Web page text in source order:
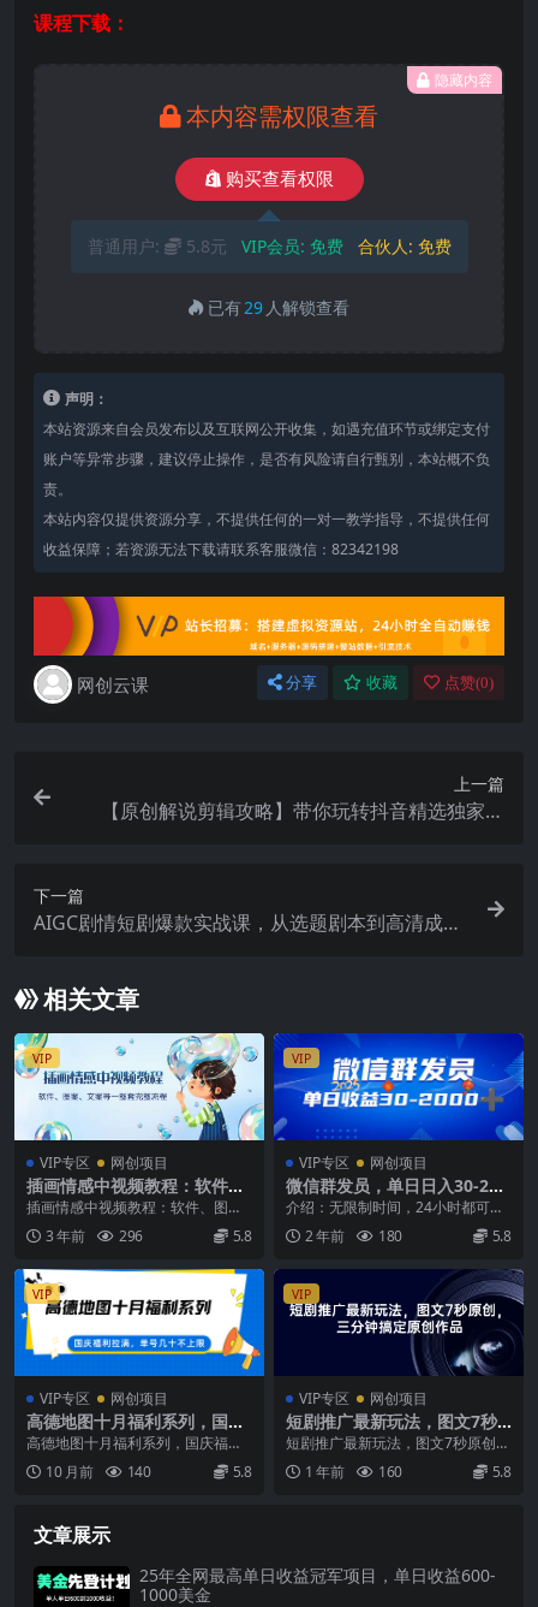
课程下载：
隐藏内容
本内容需权限查看
购买查看权限
普通用户: 5.8元 VIP会员: 免费 合伙人: 免费
已有29 人解锁查看
声明：
本站资源来自会员发布以及互联网公开收集，如遇充值环节或绑定支付
账户等异常步骤，建议停止操作，是否有风险请自行甄别，本站概不负
责。
本站内容仅提供资源分享，不提供任何的一对一教学指导，不提供任何
收益保障；若资源无法下载请联系客服微信：82342198
网创云课 分享 收藏 点赞(0)
上一篇
【原创解说剪辑攻略】带你玩转抖音精选独家赛
下一篇
AIGC剧情短剧爆款实战课，从选题剧本到高清成
相关文章
VIP
VIP专区 网创项目
插画情感中视频教程：软件、
图案、文案等一整套完整流
程，送文案模版、话题标题分
类
插画情感中视频教程：软件、图
案、文案等一整套完整流程，送文
案模版、话题标题分类。...
3 年前 296 5.8
VIP
VIP专区 网创项目
微信群发员，单日日入30-200
0+，不限时间地点，随时随地
介绍：无限制时间，24小时都可以
做，空时做，忙时就停，多劳多
得，上不封顶 项目保...
2 年前 180 5.8
VIP
VIP专区 网创项目
高德地图十月福利系列，国庆
福利拉满，单号几十不上限
高德地图十月福利系列，国庆福利
拉满，单号几十不上限 本期所分享
是依旧是线报系列的...
10 月前 140 5.8
VIP
VIP专区 网创项目
短剧推广最新玩法，图文7秒
原创，三分钟搞定原创作品
短剧推广最新玩法，图文7秒原创，
三分钟搞定原创作品 不限流不封
号，轻松爆流爆粉
1 年前 160 5.8
文章展示
25年全网最高单日收益冠军项目，单日收益600-
1000美金